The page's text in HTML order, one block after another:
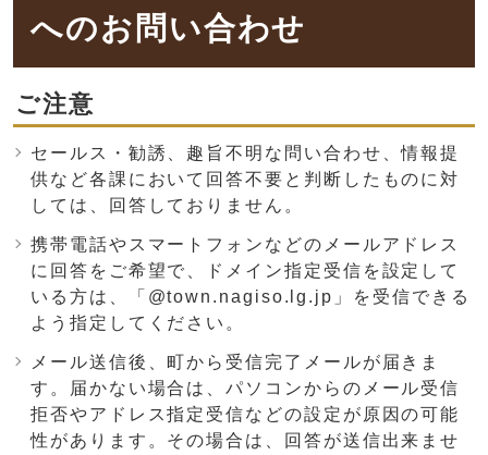
へのお問い合わせ
ご注意
セールス・勧誘、趣旨不明な問い合わせ、情報提
供など各課において回答不要と判断したものに対
しては、回答しておりません。
携帯電話やスマートフォンなどのメールアドレス
に回答をご希望で、ドメイン指定受信を設定して
いる方は、「@town.nagiso.lg.jp」を受信できる
よう指定してください。
メール送信後、町から受信完了メールが届きま
す。届かない場合は、パソコンからのメール受信
拒否やアドレス指定受信などの設定が原因の可能
性があります。その場合は、回答が送信出来ませ